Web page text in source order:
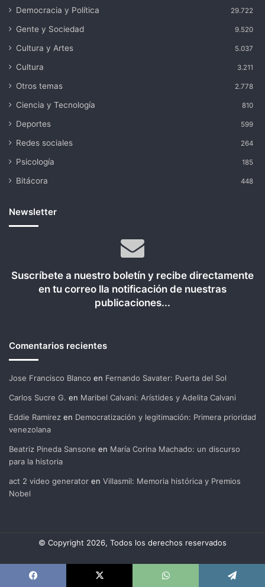
Democracia y Política 29.722
Gente y Sociedad 9.520
Cultura y Artes 5.037
Cultura 3.211
Otros temas 2.778
Ciencia y Tecnología 810
Deportes 599
Redes sociales 264
Psicología 185
Bitácora 448
Newsletter
Suscríbete a nuestro boletín y recibe directamente
en tu correo lla notificación de nuestras
publicaciones...
Comentarios recientes
Jose Francisco Blanco en Fernando Savater: Puerta del Sol
Carlos Sucre G. en Maribel Calvani: Arístides y Adelita Calvani
Eddie Ramirez en Democratización y legitimación: Primera prioridad
venezolana
Beatriz Pineda Sansone en María Corina Machado: un discurso
para la historia
act 2 video generator en Villasmil: Memoria histórica y Premios
Nobel
© Copyright 2026, Todos los derechos reservados